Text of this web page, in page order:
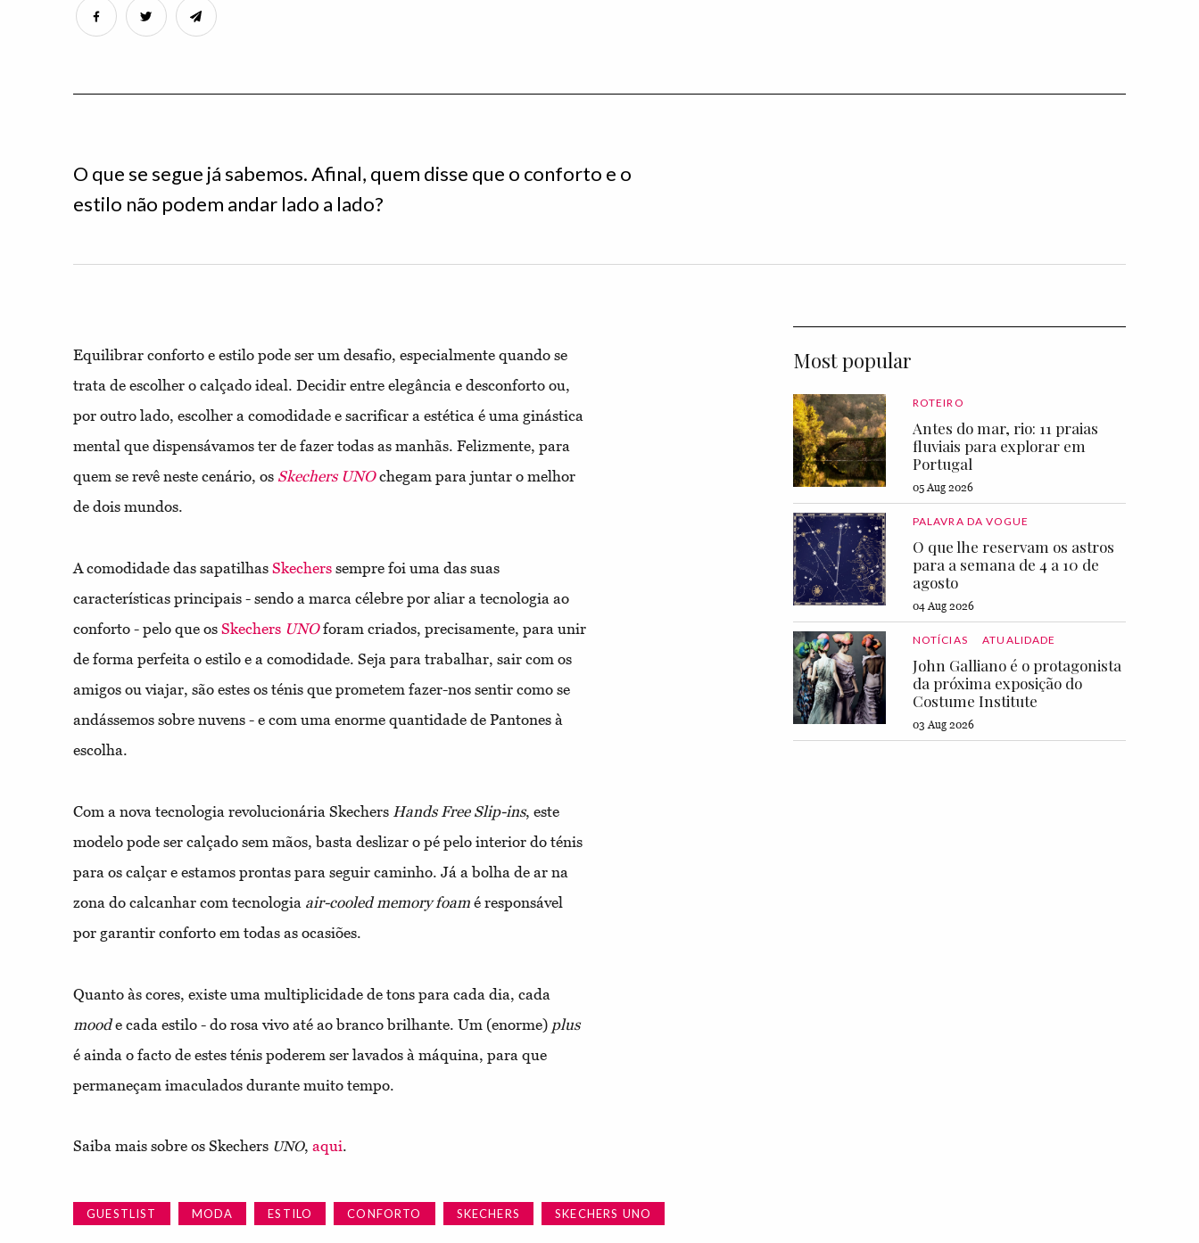
O que se segue já sabemos. Afinal, quem disse que o conforto e o
estilo não podem andar lado a lado?
Equilibrar conforto e estilo pode ser um desafio, especialmente quando se
trata de escolher o calçado ideal. Decidir entre elegância e desconforto ou,
por outro lado, escolher a comodidade e sacrificar a estética é uma ginástica
mental que dispensávamos ter de fazer todas as manhãs. Felizmente, para
quem se revê neste cenário, os Skechers UNOchegam para juntar o melhor
de dois mundos.
A comodidade das sapatilhas Skechers sempre foi uma das suas
características principais - sendo a marca célebre por aliar a tecnologia ao
conforto - pelo que os Skechers UNOforam criados, precisamente, para unir
de forma perfeita o estilo e a comodidade. Seja para trabalhar, sair com os
amigos ou viajar, são estes os ténis que prometem fazer-nos sentir como se
andássemos sobre nuvens - e com uma enorme quantidade de Pantones à
escolha.
Com a nova tecnologia revolucionária Skechers Hands Free Slip-ins, este
modelo pode ser calçado sem mãos, basta deslizar o pé pelo interior do ténis
para os calçar e estamos prontas para seguir caminho. Já a bolha de ar na
zona do calcanhar com tecnologia air-cooled memory foam é responsável
por garantir conforto em todas as ocasiões.
Quanto às cores, existe uma multiplicidade de tons para cada dia, cada
moode cada estilo - do rosa vivo até ao branco brilhante. Um (enorme) plus
é ainda o facto de estes ténis poderem ser lavados à máquina, para que
permaneçam imaculados durante muito tempo.
Saiba mais sobre os Skechers UNO, aqui.
Most popular
ROTEIRO
Antes do mar, rio: 11 praias
fluviais para explorar em
Portugal
05 Aug 2026
PALAVRA DA VOGUE
O que lhe reservam os astros
para a semana de 4 a 10 de
agosto
04 Aug 2026
NOTÍCIAS ATUALIDADE
John Galliano é o protagonista
da próxima exposição do
Costume Institute
03 Aug 2026
GUESTLIST MODA ESTILO CONFORTO SKECHERS SKECHERS UNO